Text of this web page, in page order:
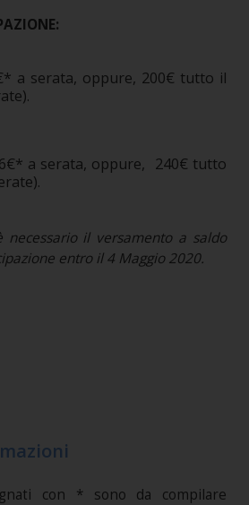
a serata, oppure, 200€ tutto il
a serata, oppure, 240€ tutto
necessario il versamento a saldo
entro il 4 Maggio 2020.
con * sono da compilare